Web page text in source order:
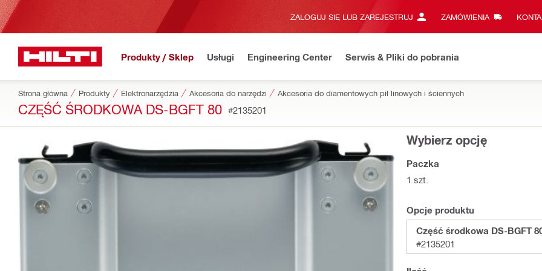
ZALOGUJ SIĘ LUB ZAREJESTRUJ ZAMÓWIENIA
Produkty / Sklep Usługi Engineering Center Serwis & Pliki do pobrania
Strona główna Produkty Elektronarzędzia Akcesoria do narzędzi Akcesoria do diamentowych pił linowych i ściennych
CZĘŚĆ ŚRODKOWA DS-BGFT 80 #2135201
Wybierz opcję
Paczka
1 szt.
Opcje produktu
Część środkowa DS-BGFT
#2135201